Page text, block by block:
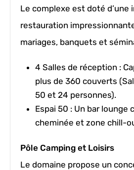
Le complexe est doté
restauration
mariages, banquets et
4 Salles de réception :
plus de 360 couverts
50 et 24 personnes).
Espai 50 : Un bar lounge
cheminée et zone chill-
Pôle Camping et Loisirs
Le domaine propose un